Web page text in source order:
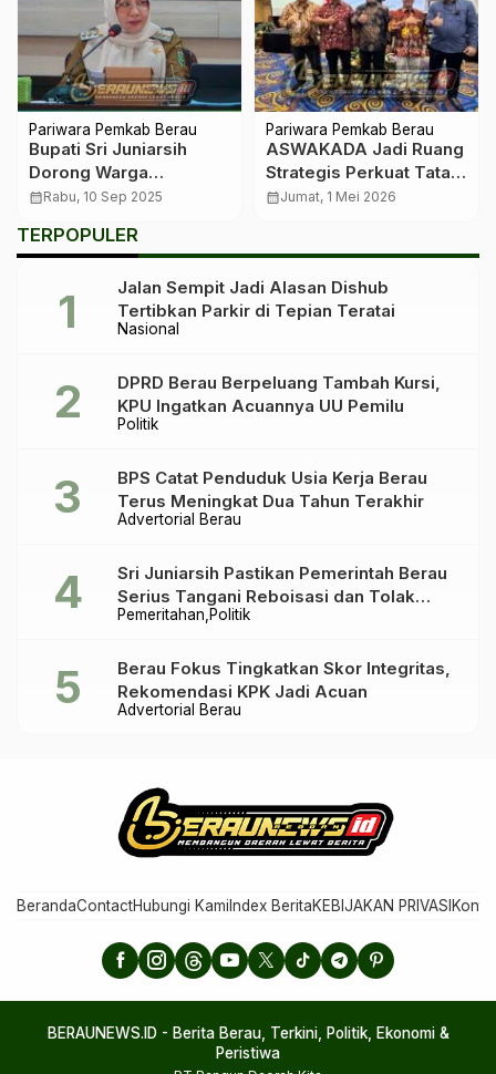
Pariwara Pemkab Berau
Bupati Sri Juniarsih
Dorong Warga
Manfaatkan Diskon PBB
Berakhir
calendar_monthRabu, 10 Sep 2025
Pariwara Pemkab Berau
ASWAKADA Jadi Ruang
Strategis Perkuat Tata
Kelola Pemerintahan
calendar_monthJumat, 1 Mei 2026
TERPOPULER
Nasional
Jalan Sempit Jadi Alasan Dishub
Tertibkan Parkir di Tepian Teratai
Politik
DPRD Berau Berpeluang Tambah Kursi,
KPU Ingatkan Acuannya UU Pemilu
Advertorial Berau
BPS Catat Penduduk Usia Kerja Berau
Terus Meningkat Dua Tahun Terakhir
Pemeritahan Politik
Sri Juniarsih Pastikan Pemerintah Berau
Serius Tangani Reboisasi dan Tolak
Praktik Ilegal
Advertorial Berau
Berau Fokus Tingkatkan Skor Integritas,
Rekomendasi KPK Jadi Acuan
BerandaContactHubungi Kami Index BeritaKEBIJAKAN PRIVASI
BERAUNEWS.ID - Berita Berau, Terkini, Politik, Ekonomi &
Peristiwa